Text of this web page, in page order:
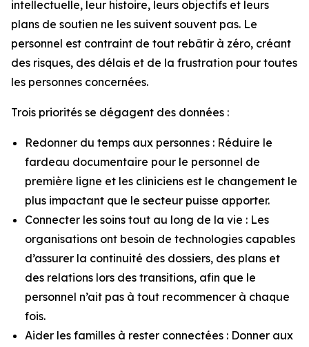
intellectuelle, leur histoire, leurs objectifs et leurs
plans de soutien ne les suivent souvent pas. Le
personnel est contraint de tout rebâtir à zéro, créant
des risques, des délais et de la frustration pour toutes
les personnes concernées.
Trois priorités se dégagent des données :
Redonner du temps aux personnes : Réduire le
fardeau documentaire pour le personnel de
première ligne et les cliniciens est le changement le
plus impactant que le secteur puisse apporter.
Connecter les soins tout au long de la vie : Les
organisations ont besoin de technologies capables
d’assurer la continuité des dossiers, des plans et
des relations lors des transitions, afin que le
personnel n’ait pas à tout recommencer à chaque
fois.
Aider les familles à rester connectées : Donner aux